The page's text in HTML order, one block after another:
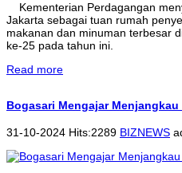
Kementerian Perdagangan
Jakarta sebagai tuan rumah
makanan dan minuman terbesar
ke-25 pada tahun ini.
Read more
Bogasari Mengajar
31-10-2024 Hits:2289 BIZNEWS